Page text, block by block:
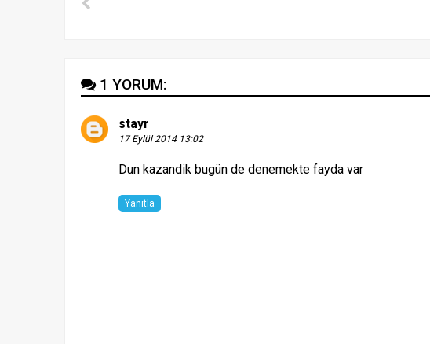
1 YORUM:
stayr
17 Eylül 2014 13:02
Dun kazandik bugün de denemekte fayda var
Yanıtla